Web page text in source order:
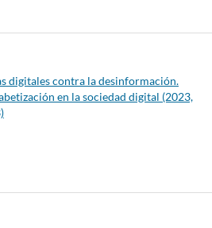
digitales contra la desinformación.
en la sociedad digital (2023,